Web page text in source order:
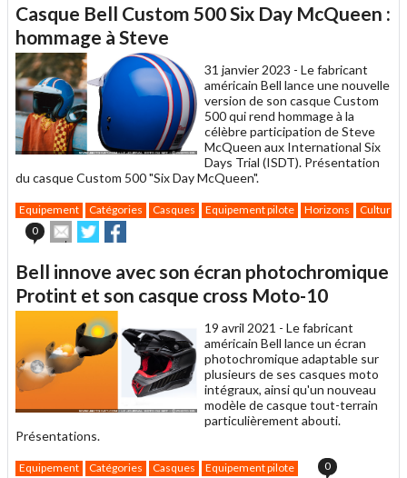
à
un
ami
Casque Bell Custom 500 Six Day McQueen :
hommage à Steve
31 janvier 2023 - Le fabricant
américain Bell lance une nouvelle
version de son casque Custom
500 qui rend hommage à la
célèbre participation de Steve
McQueen aux International Six
Days Trial (ISDT). Présentation
du casque Custom 500 "Six Day McQueen".
Equipement Catégories Casques Equipement pilote Horizons
Culture
0
Envoyer
cet
un
ami
Partager
sur sur
Bell innove avec son écran photochromique
Protint et son casque cross Moto-10
19 avril 2021 - Le fabricant
américain Bell lance un écran
photochromique adaptable sur
plusieurs de ses casques moto
intégraux, ainsi qu'un nouveau
modèle de casque tout-terrain
particulièrement abouti.
Présentations.
Equipement Catégories Casques Equipement pilote 0